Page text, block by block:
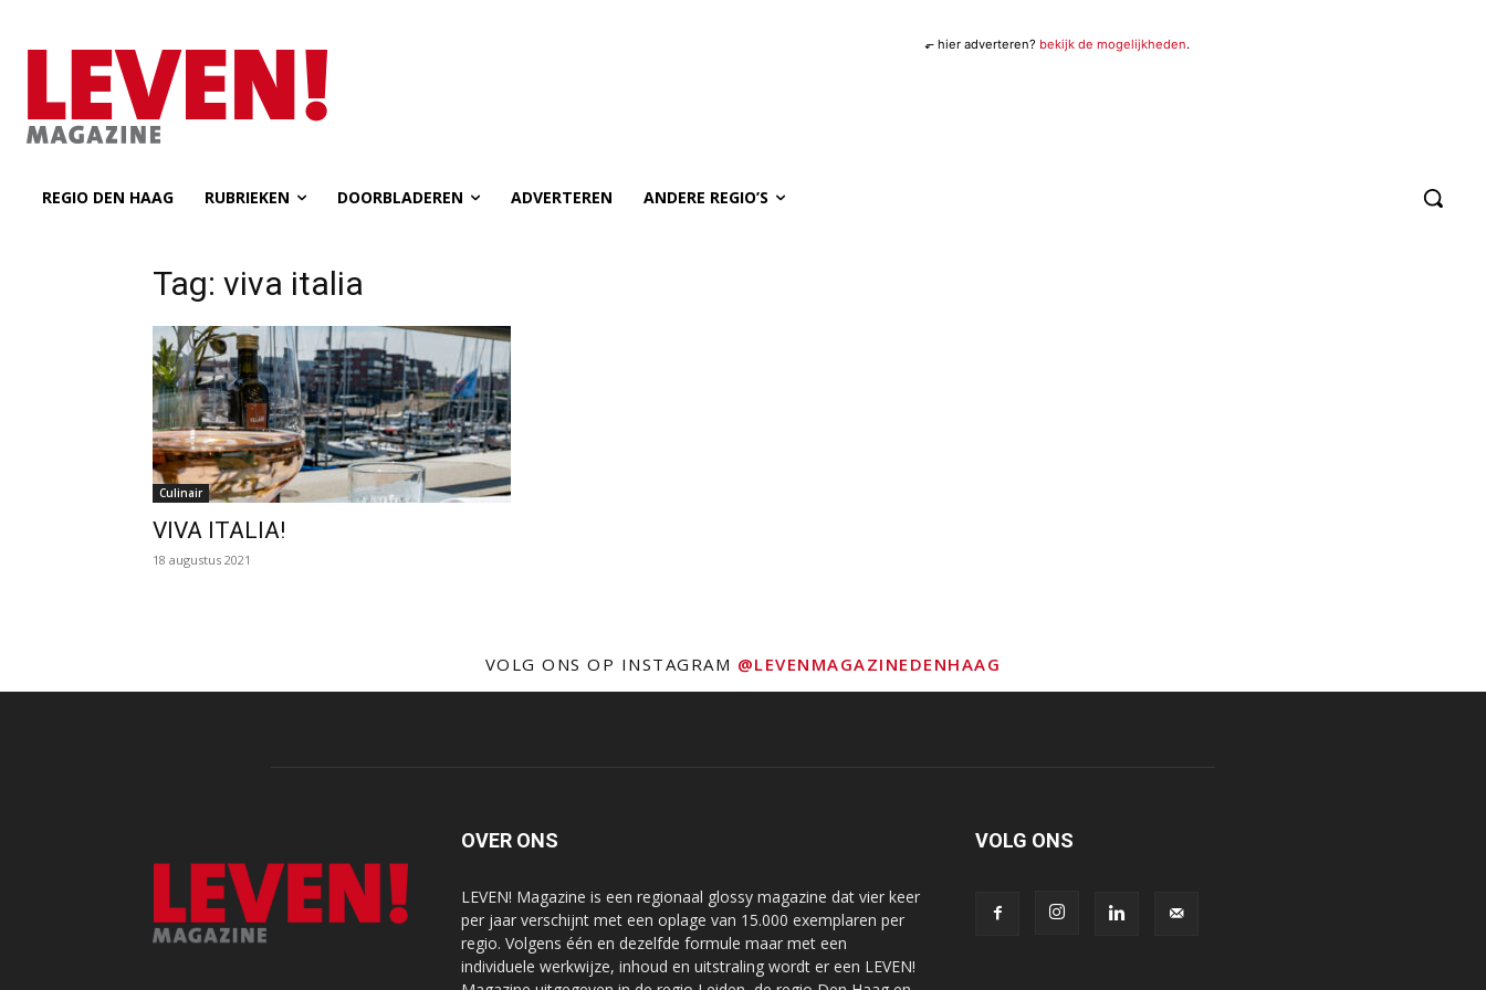
⬐ hier adverteren? bekijk de mogelijkheden.
REGIO DEN HAAG RUBRIEKEN DOORBLADEREN ADVERTEREN ANDERE REGIO’S
Tag: viva italia
Culinair
VIVA ITALIA!
18 augustus 2021
VOLG ONS OP INSTAGRAM @LEVENMAGAZINEDENHAAG
OVER ONS
LEVEN! Magazine is een regionaal glossy magazine dat vier keer
per jaar verschijnt met een oplage van 15.000 exemplaren per
regio. Volgens één en dezelfde formule maar met een
individuele werkwijze, inhoud en uitstraling wordt er een LEVEN!
VOLG ONS